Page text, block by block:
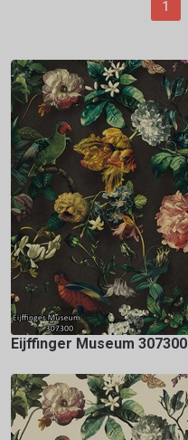
1
Eijffinger Museum 307300